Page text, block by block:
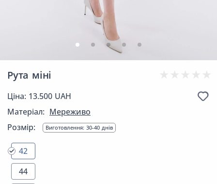
Рута міні
Ціна: 13.500 UAH
Матеріал: Мереживо
Розмір:
Виготовлення: 30-40 днів
42
44